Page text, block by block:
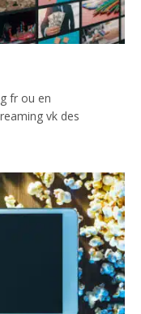
fr ou en
vk des